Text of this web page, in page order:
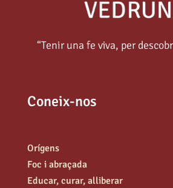
“Tenir una fe viva, per
Coneix-nos
Orígens
Foc i abraçada
Educar, curar, alliberar